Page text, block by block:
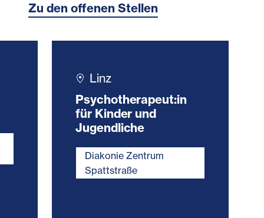
Zu den offenen Stellen
Linz
Psychotherapeut:in
für Kinder und
Jugendliche
Diakonie Zentrum
Spattstraße